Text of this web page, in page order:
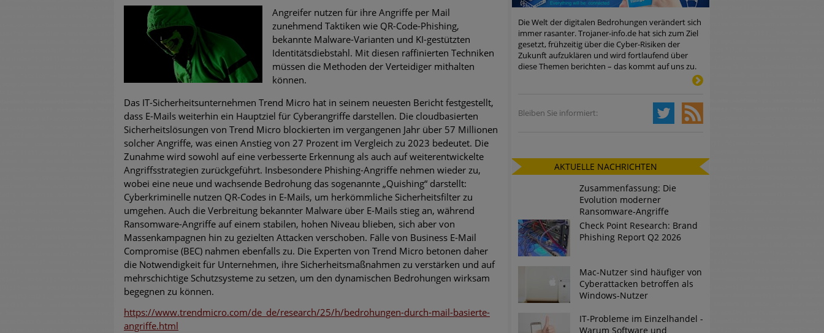
Digitale Assets aller Arten im Fokus der aktuellen Cyber-Bedrohungen
Ungebremster Aufstieg: Mega-Ransomware. Deutsche Unternehmen dürfen Bedrohungspotential nicht
unterschätzen
Weiterentwicklung der HTTP-basierten Cyberangriffe lässt Experten vor Tsunami bei Web-DDoS-Angriffen
warnen
Phishing-Trend: Führungskräfte im Visier. Was hilft gegen Harpoon Whaling?
Aktuelle Phishing-Kampagnen mit großen Markennamen – Amazon hat nun reagiert
Fake-Unternehmensprofile auf LinkedIn: Unternehmen und Nutzer im Visier der Datendiebe
Cyber Experience Center in Augsburg
Angreifer nutzen für ihre Angriffe per Mail
zunehmend Taktiken wie QR-Code-Phishing,
bekannte Malware-Varianten und KI-gestützten
Identitätsdiebstahl. Mit diesen raffinierten Techniken
müssen die Methoden der Verteidiger mithalten
können.
Das IT-Sicherheitsunternehmen Trend Micro hat in seinem neuesten Bericht festgestellt,
dass E-Mails weiterhin ein Hauptziel für Cyberangriffe darstellen. Die cloudbasierten
Sicherheitslösungen von Trend Micro blockierten im vergangenen Jahr über 57 Millionen
solcher Angriffe, was einen Anstieg von 27 Prozent im Vergleich zu 2023 bedeutet. Die
Zunahme wird sowohl auf eine verbesserte Erkennung als auch auf weiterentwickelte
Angriffsstrategien zurückgeführt. Insbesondere Phishing-Angriffe nehmen wieder zu,
wobei eine neue und wachsende Bedrohung das sogenannte „Quishing“ darstellt:
Cyberkriminelle nutzen QR-Codes in E-Mails, um herkömmliche Sicherheitsfilter zu
umgehen. Auch die Verbreitung bekannter Malware über E-Mails stieg an, während
Ransomware-Angriffe auf einem stabilen, hohen Niveau blieben, sich aber von
Massenkampagnen hin zu gezielten Attacken verschoben. Fälle von Business E-Mail
Compromise (BEC) nahmen ebenfalls zu. Die Experten von Trend Micro betonen daher
die Notwendigkeit für Unternehmen, ihre Sicherheitsmaßnahmen zu verstärken und auf
mehrschichtige Schutzsysteme zu setzen, um den dynamischen Bedrohungen wirksam
begegnen zu können.
https://www.trendmicro.com/de_de/research/25/h/bedrohungen-durch-mail-basierte-
angriffe.html
Die Welt der digitalen Bedrohungen verändert sich
immer rasanter. Trojaner-info.de hat sich zum Ziel
gesetzt, frühzeitig über die Cyber-Risiken der
Zukunft aufzuklären und wird fortlaufend über
diese Themen berichten – das kommt auf uns zu.
Bleiben Sie informiert:
AKTUELLE NACHRICHTEN
Zusammenfassung: Die
Evolution moderner
Ransomware-Angriffe
Check Point Research: Brand
Phishing Report Q2 2026
Mac-Nutzer sind häufiger von
Cyberattacken betroffen als
Windows-Nutzer
IT-Probleme im Einzelhandel -
Warum Software und